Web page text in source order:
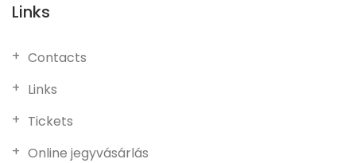
Links
Contacts
Links
Tickets
Online jegyvásárlás